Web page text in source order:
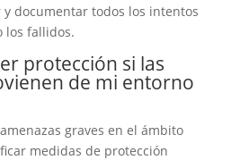
documentar todos los intentos
los fallidos.
protección si las
de mi entorno
graves en el ámbito
medidas de protección